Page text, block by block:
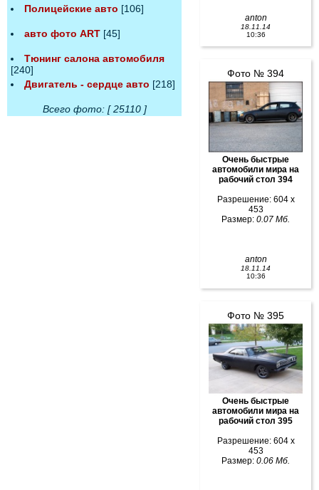
Полицейские авто [106]
авто фото ART [45]
Тюнинг салона автомобиля
[240]
Двигатель - сердце авто [218]
Всего фото: [ 25110 ]
anton
18.11.14
10:36
Фото № 394
Очень быстрые
автомобили мира на
рабочий стол 394
Разрешение: 604 x
453
Размер: 0.07 Мб.
anton
18.11.14
10:36
Фото № 395
Очень быстрые
автомобили мира на
рабочий стол 395
Разрешение: 604 x
453
Размер: 0.06 Мб.